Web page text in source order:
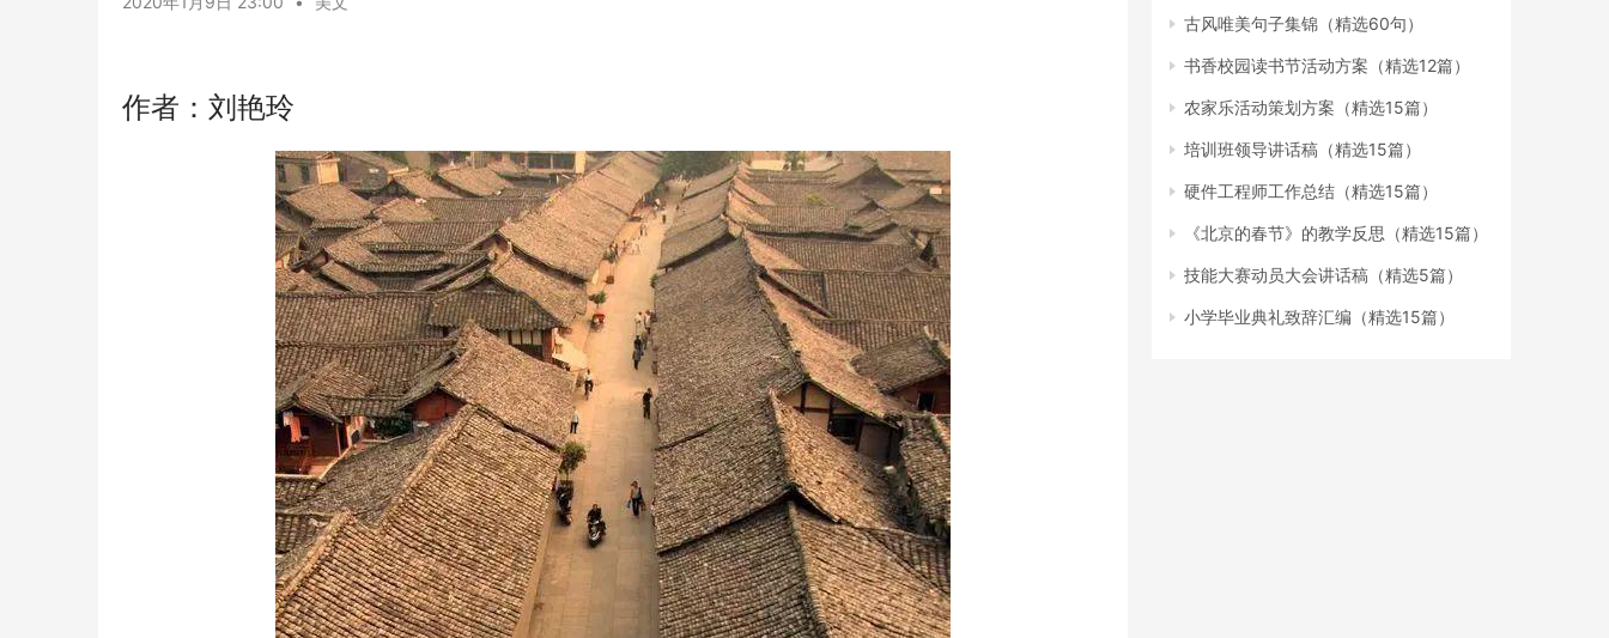
作者：刘艳玲
古风唯美句子集锦（精选60句）
书香校园读书节活动方案（精选12篇）
农家乐活动策划方案（精选15篇）
培训班领导讲话稿（精选15篇）
硬件工程师工作总结（精选15篇）
《北京的春节》的教学反思（精选15篇）
技能大赛动员大会讲话稿（精选5篇）
小学毕业典礼致辞汇编（精选15篇）